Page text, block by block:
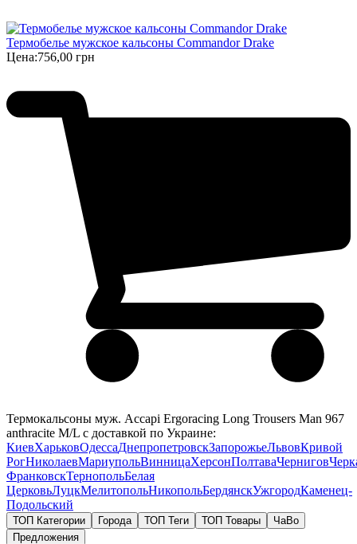
Термобелье мужское кальсоны Commandor Drake
Цена:756,00 грн
Термокальсоны муж. Accapi Ergoracing Long Trousers Man 967
anthracite M/L с доставкой по Украине:
КиевХарьковОдессаДнепропетровскЗапорожьеЛьвовКривой
РогНиколаевМариупольВинницаХерсонПолтаваЧернигов
ФранковскТернопольБелая
ЦерковьЛуцкМелитопольНикопольБердянскУжгородКаменец-
Подольский
ТОП Категории Города ТОП Теги ТОП Товары
ЧаВо
Предложения